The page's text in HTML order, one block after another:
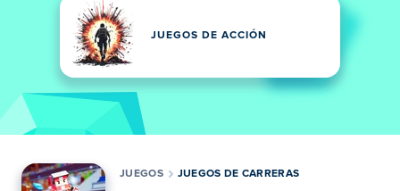
JUEGOS DE ACCIÓN
JUEGOS JUEGOS DE CARRERAS